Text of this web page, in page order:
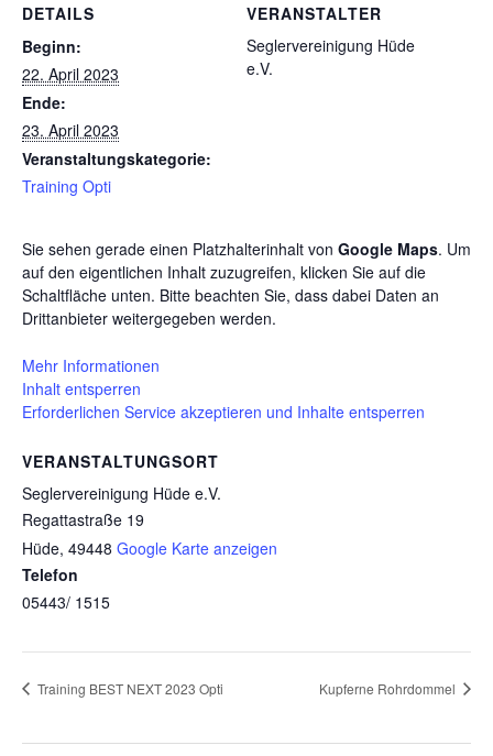
DETAILS
Beginn:
22. April 2023
Ende:
23. April 2023
Veranstaltungskategorie:
Training Opti
VERANSTALTER
Seglervereinigung Hüde
e.V.
VERANSTALTUNGSORT
Seglervereinigung Hüde e.V.
Regattastraße 19
Hüde, 49448 Google Karte anzeigen
Telefon
05443/ 1515
Sie sehen gerade einen Platzhalterinhalt von Google Maps. Um
auf den eigentlichen Inhalt zuzugreifen, klicken Sie auf die
Schaltfläche unten. Bitte beachten Sie, dass dabei Daten an
Drittanbieter weitergegeben werden.
Mehr Informationen
Inhalt entsperren
Erforderlichen Service akzeptieren und Inhalte entsperren
Training BEST NEXT 2023 Opti Kupferne Rohrdommel